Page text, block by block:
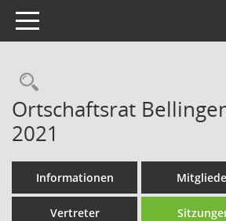
Toggle navigation
Rechercheauswahl
Ortschaftsrat
2021
Informationen
Vertreter